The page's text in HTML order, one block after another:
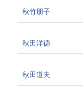
秋竹朋子
秋田洋徳
秋田道夫